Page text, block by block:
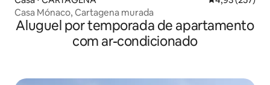
Casa Mónaco, Cartagena murada
Aluguel por temporada de apartamento
com ar-condicionado